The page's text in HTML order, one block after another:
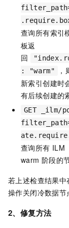
查询所有索引
板返
回
: "warm"
新索引创建时
有后续创建的
GET _ilm/
查询所有 ILM
warm 阶段的
若上述检查结果
操作关闭冷数据
2、修复方法